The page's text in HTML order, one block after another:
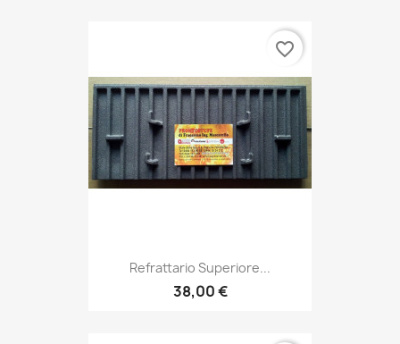
Refrattario Superiore...
38,00 €
favorite_border